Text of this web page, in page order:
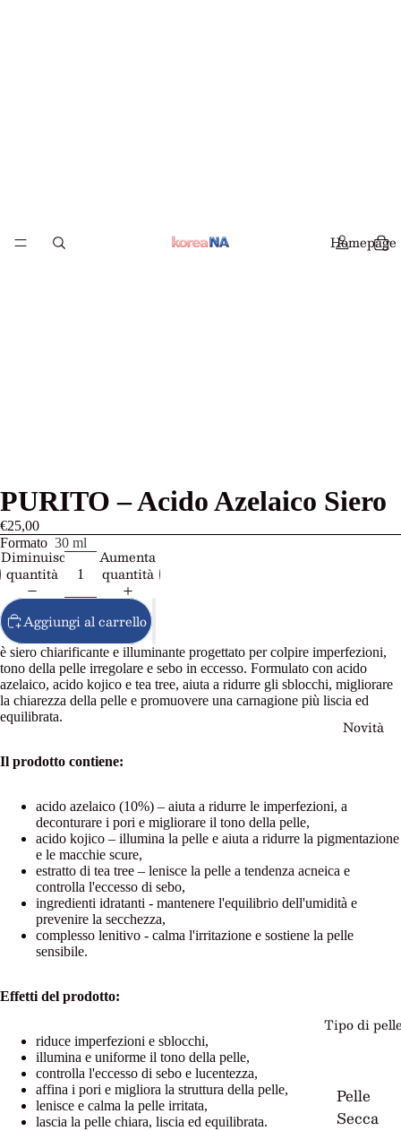
Homepage
Novità
Tipo di
Pelle
Secca
PURITO – Acido Azelaico Siero
€25,00
Formato 30 ml
Diminuisci
quantità
Aumenta
quantità
Aggiungi al carrello
è siero chiarificante e illuminante progettato per colpire imperfezioni,
tono della pelle irregolare e sebo in eccesso. Formulato con acido
azelaico, acido kojico e tea tree, aiuta a ridurre gli sblocchi, migliorare
la chiarezza della pelle e promuovere una carnagione più liscia ed
equilibrata.
Il prodotto contiene:
acido azelaico (10%) – aiuta a ridurre le imperfezioni, a
deconturare i pori e migliorare il tono della pelle,
acido kojico – illumina la pelle e aiuta a ridurre la pigmentazione
e le macchie scure,
estratto di tea tree – lenisce la pelle a tendenza acneica e
controlla l'eccesso di sebo,
ingredienti idratanti - mantenere l'equilibrio dell'umidità e
prevenire la secchezza,
complesso lenitivo - calma l'irritazione e sostiene la pelle
sensibile.
Effetti del prodotto:
riduce imperfezioni e sblocchi,
illumina e uniforme il tono della pelle,
controlla l'eccesso di sebo e lucentezza,
affina i pori e migliora la struttura della pelle,
lenisce e calma la pelle irritata,
lascia la pelle chiara, liscia ed equilibrata.